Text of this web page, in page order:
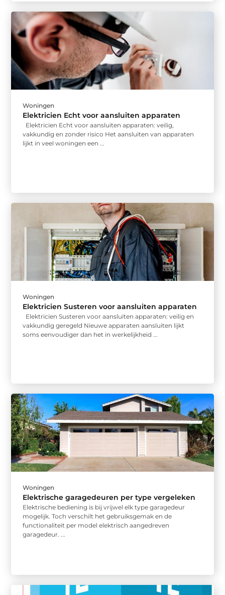
Woningen
Elektricien Echt voor aansluiten apparaten
Elektricien Echt voor aansluiten apparaten: veilig,
vakkundig en zonder risico Het aansluiten van apparaten
lijkt in veel woningen een ...
Woningen
Elektricien Susteren voor aansluiten apparaten
Elektricien Susteren voor aansluiten apparaten: veilig en
vakkundig geregeld Nieuwe apparaten aansluiten lijkt
soms eenvoudiger dan het in werkelijkheid ...
Woningen
Elektrische garagedeuren per type vergeleken
Elektrische bediening is bij vrijwel elk type garagedeur
mogelijk. Toch verschilt het gebruiksgemak en de
functionaliteit per model elektrisch aangedreven
garagedeur. ...